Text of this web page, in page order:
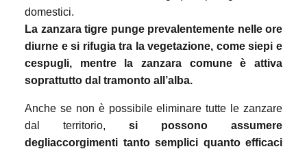
domestici.
La zanzara tigre punge prevalentemente nelle ore
diurne e si rifugia tra la vegetazione, come siepi e
cespugli, mentre la zanzara comune è attiva
soprattutto dal tramonto all’alba.
Anche se non è possibile eliminare tutte le zanzare
dal territorio, si possono assumere
degliaccorgimenti tanto semplici quanto efficaci